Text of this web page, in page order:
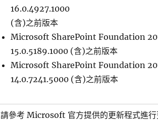
16.0.4927.1000
(含)之前版本
Microsoft SharePoint Foundation
15.0.5189.1000 (含)之前版本
Microsoft SharePoint Foundation
14.0.7241.5000 (含)之前版本
請參考 Microsoft 官方提供的更新程式進